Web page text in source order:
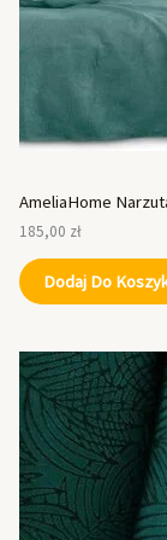
AmeliaHome
185,00 zł
Dodaj Do